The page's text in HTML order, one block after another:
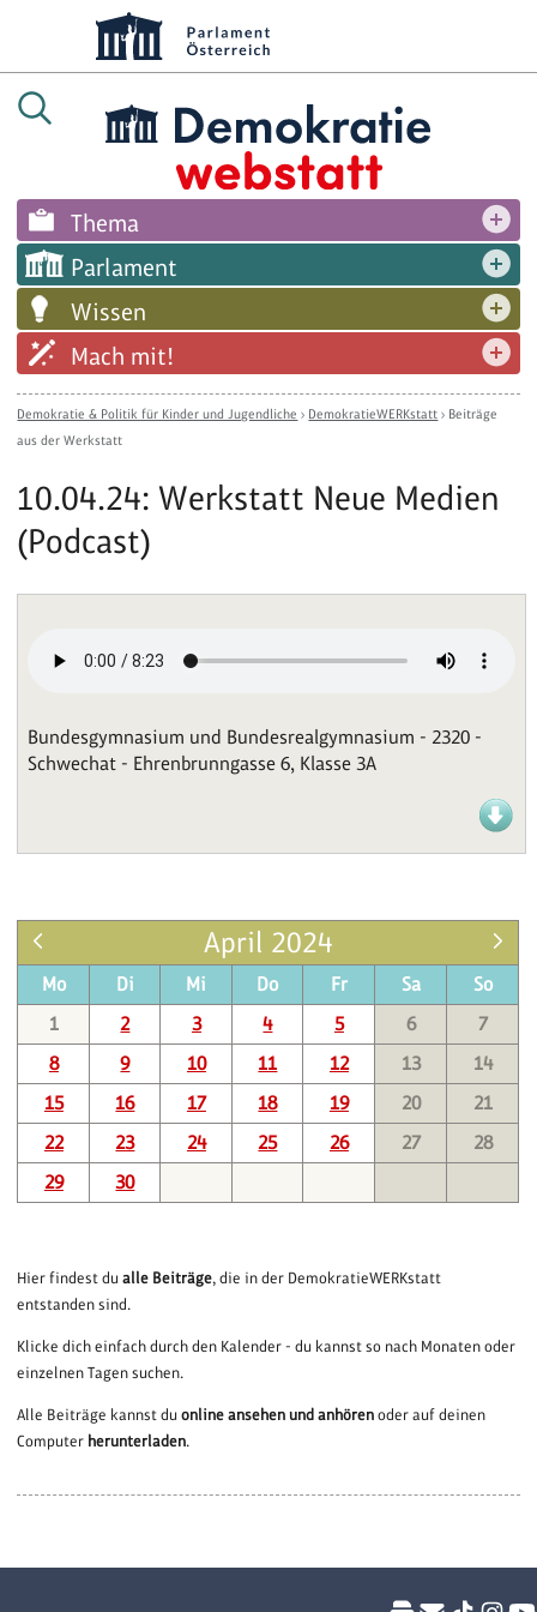
Thema
Parlament
Wissen
Mach mit!
Demokratie & Politik für Kinder und Jugendliche › DemokratieWERKstatt › Beiträge
aus der Werkstatt
10.04.24: Werkstatt Neue Medien
(Podcast)
Bundesgymnasium und Bundesrealgymnasium - 2320 -
Schwechat - Ehrenbrunngasse 6, Klasse 3A
April 2024
Mo Di Mi Do Fr Sa
So
1
2 3 4 5 6
7
8
9 10 11 12 13
14
15
16 17 18 19 20
21
22
23 24 25 26 27
28
29
30
Hier findest dualle Beiträge, die in der DemokratieWERKstatt
entstanden sind.
Klicke dich einfach durch den Kalender - du kannst so nach Monaten oder
einzelnen Tagen suchen.
Alle Beiträge kannst duonline ansehen und anhören oder auf deinen
Computer herunterladen.